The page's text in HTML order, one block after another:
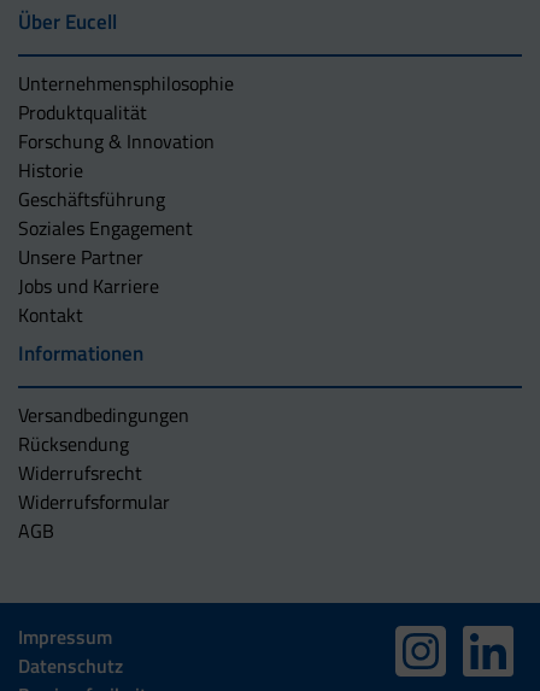
Über Eucell
Unternehmens­philosophie
Produktqualität
Forschung & Innovation
Historie
Geschäftsführung
Soziales Engagement
Unsere Partner
Jobs und Karriere
Kontakt
Informationen
Versandbedingungen
Rücksendung
Widerrufsrecht
Widerrufsformular
AGB
Impressum
Datenschutz